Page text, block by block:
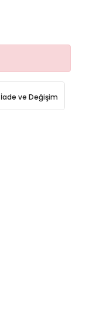
İade ve Değişim